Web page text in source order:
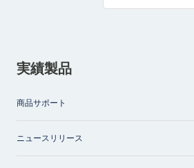
実績製品
商品サポート
ニュースリリース